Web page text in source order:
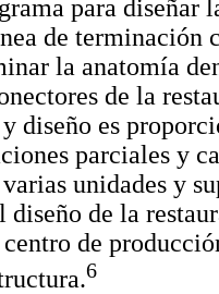
para diseñar
de terminación
la anatomía
de la
diseño es
parciales y
unidades y
diseño de la
de
6